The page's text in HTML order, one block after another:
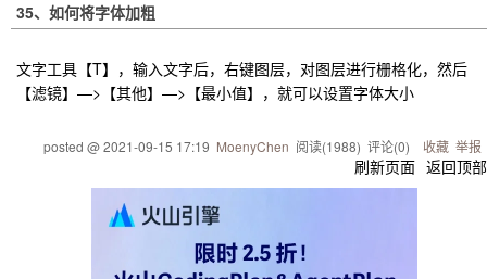
35、如何将字体加粗
文字工具【T】，输入文字后，右键图层，对图层进行栅格化，然后
【滤镜】—>【其他】—>【最小值】，就可以设置字体大小
posted @2021-09-15 17:19 MoenyChen 阅读(1988) 评论(0) 收藏 举报
刷新页面 返回顶部